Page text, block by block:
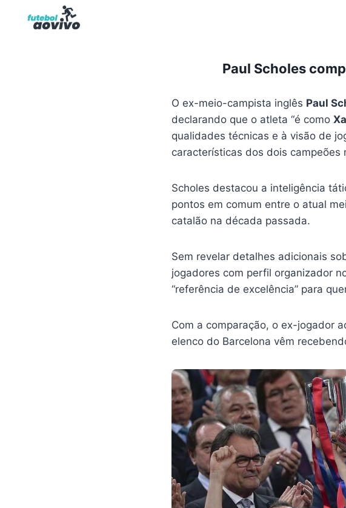
Paul Scholes
O ex-meio-campista inglês Paul
declarando que o atleta “é como
qualidades técnicas e à visão de
características dos dois campeões
Scholes destacou a inteligência
pontos em comum entre o atual
catalão na década passada.
Sem revelar detalhes adicionais
jogadores com perfil organizador
“referência de excelência” para
Com a comparação, o ex-jogador
elenco do Barcelona vêm